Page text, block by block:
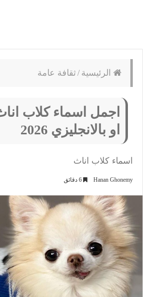
الرئيسية /ثقافة عامة
اجمل اسماء كلاب
او بالانجليزي 2026
اسماء كلاب اناث
Hanan Ghonemy